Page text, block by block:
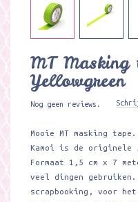
MT Masking
Yellowgreen
Nog geen reviews.
Mooie MT masking
Kamoi is de originele
Formaat 1,5 cm x 7
veel dingen
scrapbooking, voor